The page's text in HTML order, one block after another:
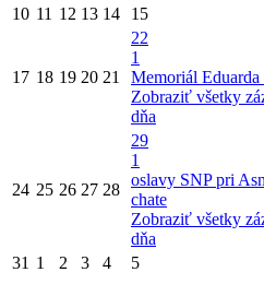
10 11 12 13 14 15
17 18 19 20 21
22
1
Memoriál Eduarda
Zobraziť všetky
dňa
24 25 26 27 28
29
1
oslavy SNP pri
chate
Zobraziť všetky
dňa
31 1 2 3 4 5